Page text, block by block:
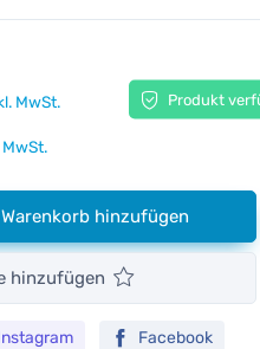
MwSt.
MwSt.
Produkt
hinzufügen
hinzufügen
Facebook